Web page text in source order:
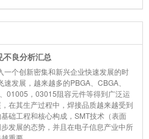
不良分析汇总
一个创新密集和新兴企业快速发展的时
发展，越来越多的PBGA、CBGA、
01005，03015阻容元件等得到广泛运
在其生产过程中，焊接品质越来越受到
础工程和核心构成，SMT技术（表面
发展的态势，并且在电子信息产业中所